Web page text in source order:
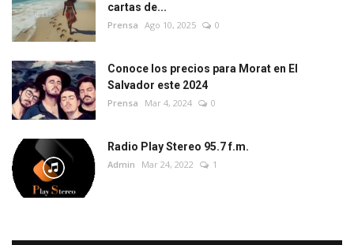
cartas de...
Prensa Ago 10, 2025 0
Conoce los precios para Morat en El
Salvador este 2024
Prensa Mar 4, 2024 0
Radio Play Stereo 95.7 f.m.
Admin Mar 24, 2022 1